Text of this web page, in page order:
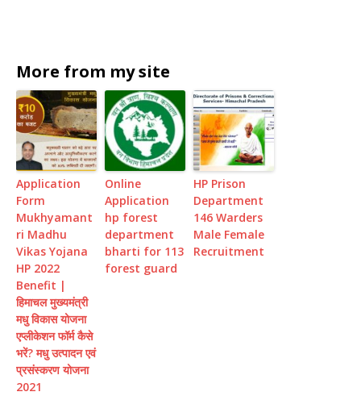
More from my site
Application
Form
Mukhyamant
ri Madhu
Vikas Yojana
HP 2022
Benefit |
हिमाचल मुख्यमंत्री
मधु विकास योजना
एप्लीकेशन फॉर्म कैसे
भरें? मधु उत्पादन एवं
प्रसंस्करण योजना
2021
Online
Application
hp forest
department
bharti for 113
forest guard
HP Prison
Department
146 Warders
Male Female
Recruitment